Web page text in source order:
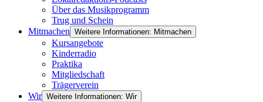
Über das Musikprogramm
Trug und Schein
Mitmachen Weitere Informationen: Mitmachen
Kursangebote
Kinderradio
Praktika
Mitgliedschaft
Trägerverein
Wir Weitere Informationen: Wir